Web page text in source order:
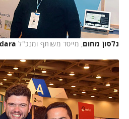
נלסון מחום, מייסד משותף ומנכ"ל